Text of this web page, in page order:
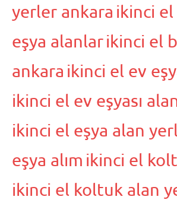
yerler ankara ikinci
eşya alanlarikinci el
ankara ikinci el ev
ikinci el ev eşyası
ikinci el eşya alan
eşya alım ikinci el
ikinci el koltuk alan